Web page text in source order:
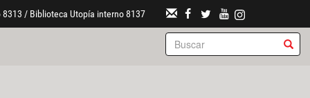
/ Biblioteca Utopía interno 8137